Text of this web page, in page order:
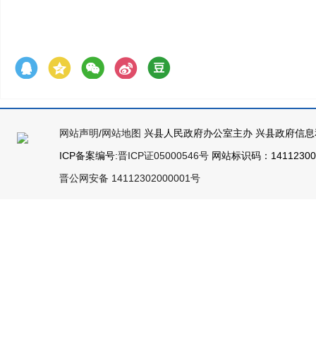
网站声明/网站地图 兴县人民政府办公室主办 兴县政府信
ICP备案编号:晋ICP证05000546号 网站标识码：
晋公网安备 14112302000001号